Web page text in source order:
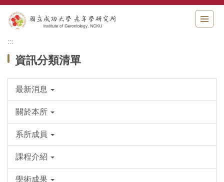
跳
到
主
:::
資訊分類清單
最新消息
關於本所
系所成員
課程介紹
學術成果